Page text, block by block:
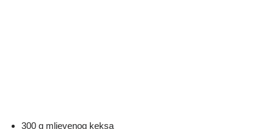
300 g mljevenog keksa